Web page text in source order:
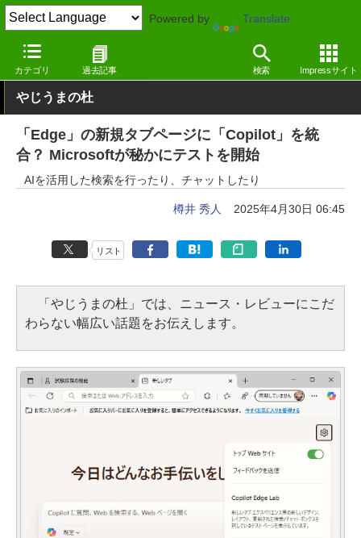
Powered by Translate
カテゴリ 過去記事 検索 Impressサイト
窓の杜 生成AI Copilot
やじうまの杜
「Edge」の新規タブページに「Copilot」を統
合？ Microsoftが秘かにテストを開始
AIを活用した検索を行ったり、チャットしたり
樽井 秀人 2025年4月30日 06:45
リスト
「やじうまの杜」では、ニュース・レビューにこだ
わらない幅広い話題をお伝えします。